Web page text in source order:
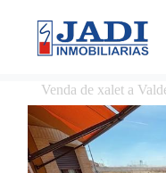
Venda de xalet a